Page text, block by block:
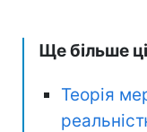
Ще більше
Теорія